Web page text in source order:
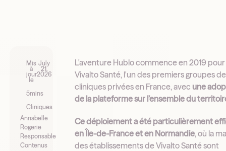
Mis
à
jour
le
July
21,
2026
5mins
Cliniques
Annabelle
Rogerie
Responsable
Contenus
L'aventure Hublo commence en 2019 pour
Vivalto Santé, l'un des premiers groupes de
cliniques privées en France, avec une
de la plateforme sur l’ensemble du
Ce déploiement a été particulièrement
en Île-de-France et en Normandie, où la
des établissements de Vivalto Santé sont